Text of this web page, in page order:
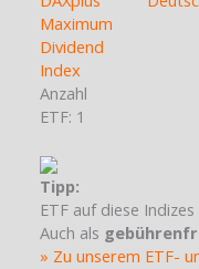
Maximum
Dividend
Index
Anzahl
ETF: 1
Tipp:
ETF auf diese Indizes
Auch als
» Zu unserem ETF-